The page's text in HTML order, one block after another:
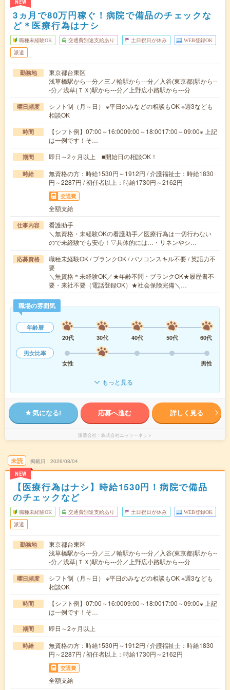
NEW
3ヵ月で80万円稼ぐ！病院で備品のチェックな
ど＊医療行為はナシ
職種未経験OK 交通費別途支給あり 土日祝日が休み WEB登録OK
派遣
勤務地
東京都台東区
浅草橋駅から---分／三ノ輪駅から---分／入谷(東京都)駅から--
-分／浅草(ＴＸ)駅から---分／上野広小路駅から---分
曜日頻度
シフト制（月～日） ※平日のみなどの相談もOK ※週3なども
相談OK
時間
【シフト例】07:00～16:0009:00～18:0017:00～09:00※ 上記
は一例です！そ…
期間 即日～2ヶ月以上 ■開始日の相談OK！
時給
無資格の方：時給1530円～1912円 / 介護福祉士：時給1830
円～2287円 / 初任者以上：時給1730円～2162円
交通費
全額支給
仕事内容
看護助手
＼無資格・未経験OKの看護助手／医療行為は一切行わない
ので未経験でも安心！▽具体的には…・リネンやシ…
応募資格
職種未経験OK / ブランクOK / パソコンスキル不要 / 英語力不
要
＼無資格＊未経験OK／★年齢不問・ブランクOK★履歴書不
要・来社不要（電話登録OK）★社会保険完備＼…
職場の雰囲気
年齢層
20代
30代 40代 50代
60代
男女比率
女性
男性
もっと見る
気になる! 応募へ進む 詳しく見る
派遣会社 株式会社ニッソーネット
未読
NEW
掲載日 2026/08/04
【医療行為はナシ】時給1530円！病院で備品
のチェックなど
職種未経験OK 交通費別途支給あり 土日祝日が休み WEB登録OK
派遣
勤務地
東京都台東区
浅草橋駅から---分／三ノ輪駅から---分／入谷(東京都)駅から--
-分／浅草(ＴＸ)駅から---分／上野広小路駅から---分
曜日頻度
シフト制（月～日） ※平日のみなどの相談もOK ※週3なども
相談OK
時間
【シフト例】07:00～16:0009:00～18:0017:00～09:00※ 上記
は一例です！そ…
期間 即日～2ヶ月以上
時給
無資格の方：時給1530円～1912円 / 介護福祉士：時給1830
円～2287円 / 初任者以上：時給1730円～2162円
交通費
全額支給